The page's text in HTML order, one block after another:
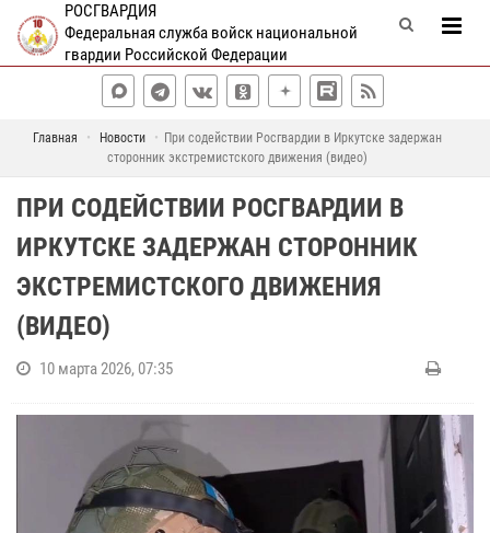
РОСГВАРДИЯ
Федеральная служба войск национальной
гвардии Российской Федерации
Главная Новости
При содействии Росгвардии в Иркутске задержан
сторонник экстремистского движения (видео)
ПРИ СОДЕЙСТВИИ РОСГВАРДИИ В
ИРКУТСКЕ ЗАДЕРЖАН СТОРОННИК
ЭКСТРЕМИСТСКОГО ДВИЖЕНИЯ
(ВИДЕО)
10 марта 2026, 07:35